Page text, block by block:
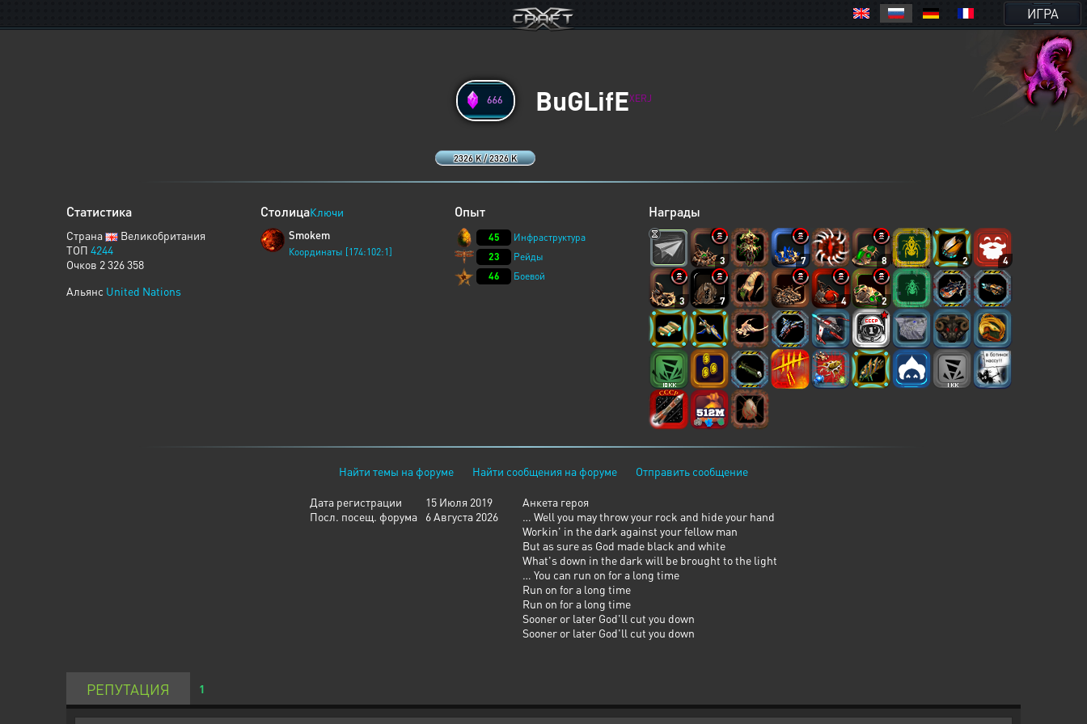
ИГРА
2326 K / 2326 K
BuGLifEXERJ
Статистика
Страна
Великобритания
ТОП 4244
Очков 2 326 358
Альянс United Nations
СтолицаКлючи
Smokem
Координаты [174:102:1]
Опыт
45
Инфраструктура
23
Рейды
46
Боевой
Награды
3 7 8 2 4
3 7 4 2
Найти темы на форуме Найти сообщения на форуме Отправить сообщение
Дата регистрации
15 Июля 2019
Посл. посещ. форума
6 Августа 2026
Анкета героя
… Well you may throw your rock and hide your hand
Workin' in the dark against your fellow man
But as sure as God made black and white
What's down in the dark will be brought to the light
… You can run on for a long time
Run on for a long time
Run on for a long time
Sooner or later God'll cut you down
Sooner or later God'll cut you down
РЕПУТАЦИЯ 1